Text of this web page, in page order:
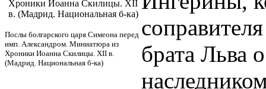
Хроники Иоанна Скилицы. XII
в. (Мадрид. Национальная б-ка)
Послы болгарского царя Симеона перед
имп. Александром. Миниатюра из
Хроники Иоанна Скилицы. XII в.
(Мадрид. Национальная б-ка)
брата Льва